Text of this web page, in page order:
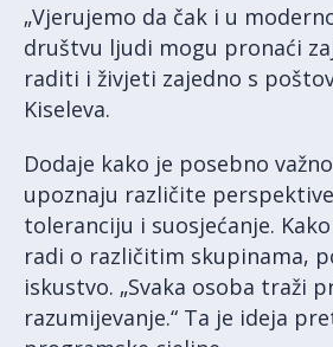
„Vjerujemo da čak i u
društvu ljudi mogu pronaći
raditi i živjeti zajedno s
Kiseleva.
Dodaje kako je posebno
upoznaju različite
toleranciju i suosjećanje.
radi o različitim skupinama,
iskustvo. „Svaka osoba traži
razumijevanje.“ Ta je ideja